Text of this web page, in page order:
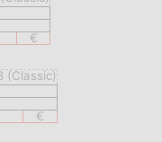
€
€